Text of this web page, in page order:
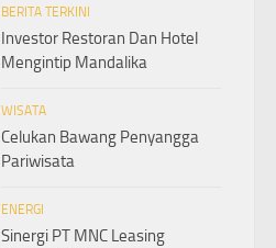
BERITA TERKINI
Investor Restoran Dan Hotel
Mengintip Mandalika
WISATA
Celukan Bawang Penyangga
Pariwisata
ENERGI
Sinergi PT MNC Leasing